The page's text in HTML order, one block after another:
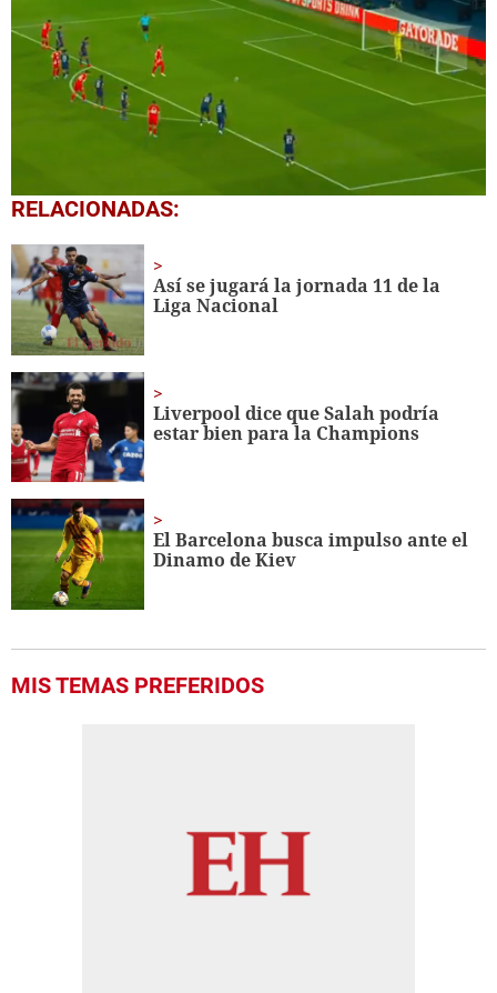
0
seconds
2
minutes,
7
seconds
RELACIONADAS:
Así se jugará la jornada 11 de la
Liga Nacional
Liverpool dice que Salah podría
estar bien para la Champions
El Barcelona busca impulso ante el
Dinamo de Kiev
MIS TEMAS PREFERIDOS